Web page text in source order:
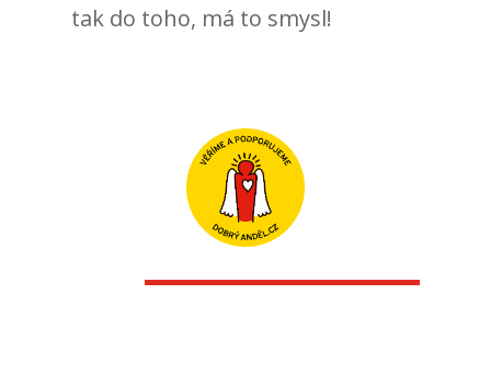
tak do toho, má to smysl!